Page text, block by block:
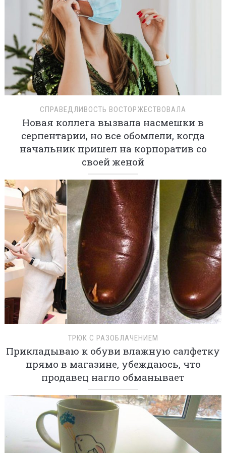
СПРАВЕДЛИВОСТЬ ВОСТОРЖЕСТВОВАЛА
Новая коллега вызвала насмешки в
серпентарии, но все обомлели, когда
начальник пришел на корпоратив со
своей женой
ТРЮК С РАЗОБЛАЧЕНИЕМ
Прикладываю к обуви влажную салфетку
прямо в магазине, убеждаюсь, что
продавец нагло обманывает